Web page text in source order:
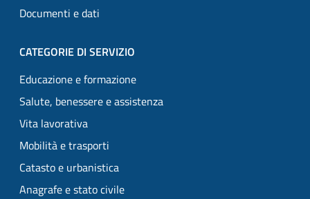
Documenti e dati
CATEGORIE DI SERVIZIO
Educazione e formazione
Salute, benessere e assistenza
Vita lavorativa
Mobilità e trasporti
Catasto e urbanistica
Anagrafe e stato civile